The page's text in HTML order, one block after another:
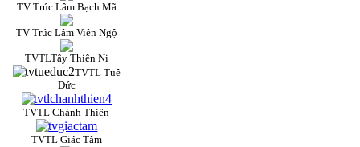
TV Trúc Lâm Bạch Mã
TV Trúc Lâm Viên Ngộ
TVTLTây Thiên Ni
TVTL Tuệ
Đức
TVTL Chánh Thiện
TVTL Giác Tâm